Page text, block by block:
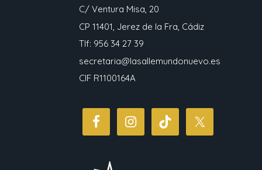
C/ Ventura Misa, 20
CP 11401, Jerez de la Fra, Cádiz
Tlf: 956 34 27 39
secretaria@lasallemundonuevo.es
CIF R1100164A